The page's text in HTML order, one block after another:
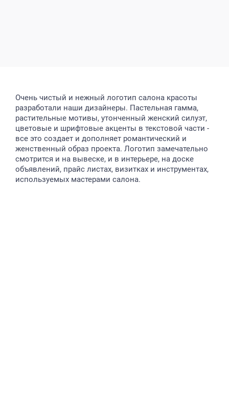
Очень чистый и нежный логотип салона красоты
разработали наши дизайнеры. Пастельная гамма,
растительные мотивы, утонченный женский силуэт,
цветовые и шрифтовые акценты в текстовой части -
все это создает и дополняет романтический и
женственный образ проекта. Логотип замечательно
смотрится и на вывеске, и в интерьере, на доске
объявлений, прайс листах, визитках и инструментах,
используемых мастерами салона.